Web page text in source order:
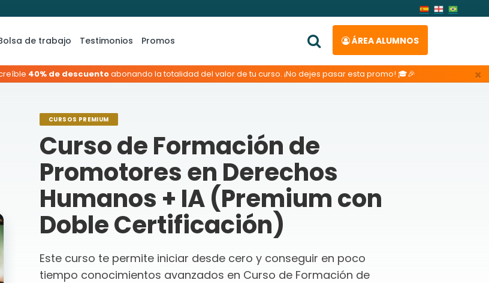
de trabajo Testimonios Promos ÁREA ALUMNOS
×
40% de descuentoabonando la totalidad del valor de tu curso. ¡No dejes pasar esta promo! 🎓🎉
CURSOS PREMIUM
Curso de Formación de
Promotores en Derechos
Humanos + IA (Premium con
Doble Certificación)
Este curso te permite iniciar desde cero y conseguir en poco
tiempo conocimientos avanzados en Curso de Formación de